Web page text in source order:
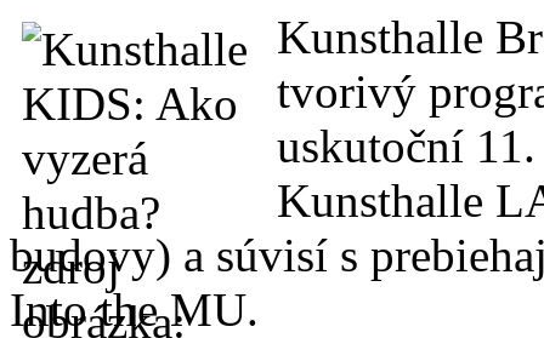
Kunsthalle
tvorivý
uskutoční
Kunsthalle
budovy) a súvisí s
Into the MU.